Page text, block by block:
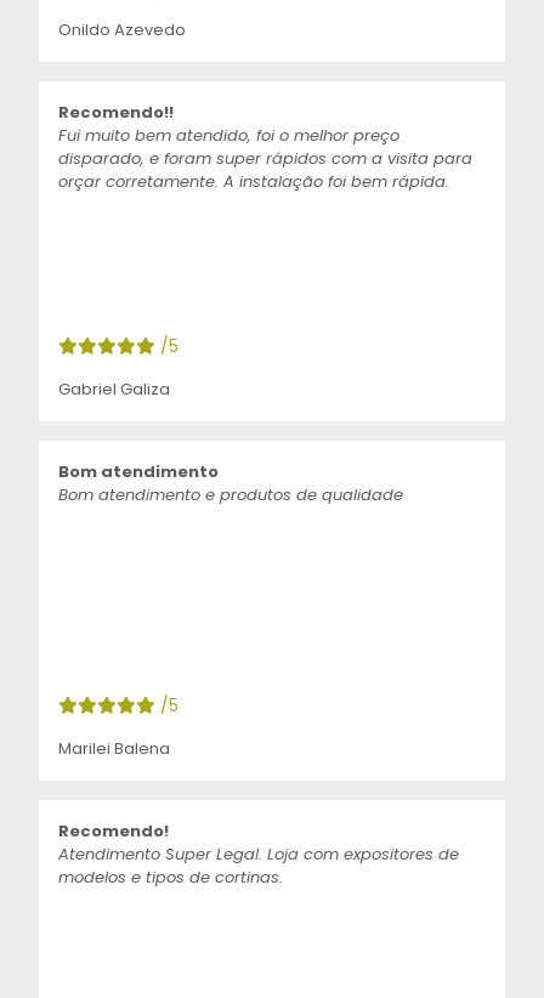
Onildo Azevedo
Recomendo!!
Fui muito bem atendido, foi o melhor preço
disparado, e foram super rápidos com a visita para
orçar corretamente. A instalação foi bem rápida.
/5
Gabriel Galiza
Bom atendimento
Bom atendimento e produtos de qualidade
/5
Marilei Balena
Recomendo!
Atendimento Super Legal. Loja com expositores de
modelos e tipos de cortinas.